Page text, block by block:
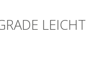
LEICHT